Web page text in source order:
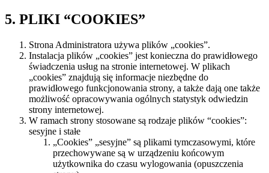
5. PLIKI “COOKIES”
Strona Administratora używa plików „cookies”.
Instalacja plików „cookies” jest konieczna do prawidłowego
świadczenia usług na stronie internetowej. W plikach
„cookies” znajdują się informacje niezbędne do
prawidłowego funkcjonowania strony, a także dają one także
możliwość opracowywania ogólnych statystyk odwiedzin
strony internetowej.
W ramach strony stosowane są rodzaje plików “cookies”:
sesyjne i stałe
„Cookies” „sesyjne” są plikami tymczasowymi, które
przechowywane są w urządzeniu końcowym
użytkownika do czasu wylogowania (opuszczenia